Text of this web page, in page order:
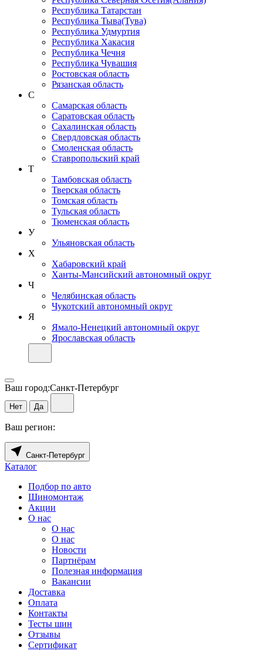
Республика Татарстан
Республика Тыва(Тува)
Республика Удмуртия
Республика Хакасия
Республика Чечня
Республика Чувашия
Ростовская область
Рязанская область
С
Самарская область
Саратовская область
Сахалинская область
Свердловская область
Смоленская область
Ставропольский край
Т
Тамбовская область
Тверская область
Томская область
Тульская область
Тюменская область
У
Ульяновская область
Х
Хабаровский край
Ханты-Мансийский автономный округ
Ч
Челябинская область
Чукотский автономный округ
Я
Ямало-Ненецкий автономный округ
Ярославская область
Ваш город:Санкт-Петербург
Нет Да
Ваш регион:
Санкт-Петербург
Каталог
Подбор по авто
Шиномонтаж
Акции
О нас
О нас
О нас
Новости
Партнёрам
Полезная информация
Вакансии
Доставка
Оплата
Контакты
Тесты шин
Отзывы
Сертификат